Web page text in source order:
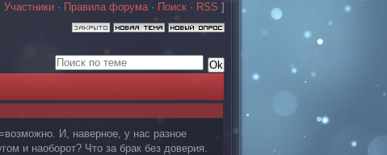
Участники · Правила форума· Поиск · RSS ]
И, наверное, у нас разное
и наоборот? Что за брак без доверия.